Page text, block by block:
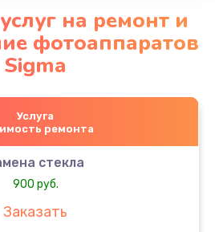
на ремонт и
фотоаппаратов
Sigma
Услуга
ремонта
стекла
900 руб.
Заказать